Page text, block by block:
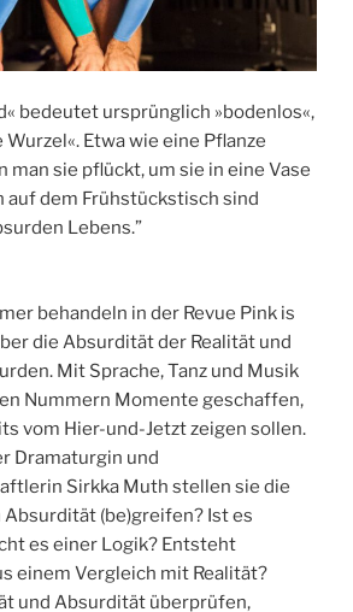
bedeutet ursprünglich »bodenlos«,
Wurzel«. Etwa wie eine Pflanze
man sie pflückt, um sie in eine Vase
auf dem Frühstückstisch sind
Lebens.”
behandeln in der Revue Pink is
die Absurdität der Realität und
Mit Sprache, Tanz und Musik
Nummern Momente geschaffen,
vom Hier-und-Jetzt zeigen sollen.
Dramaturgin und
Sirkka Muth stellen sie die
Absurdität (be)greifen? Ist es
es einer Logik? Entsteht
einem Vergleich mit Realität?
und Absurdität überprüfen,